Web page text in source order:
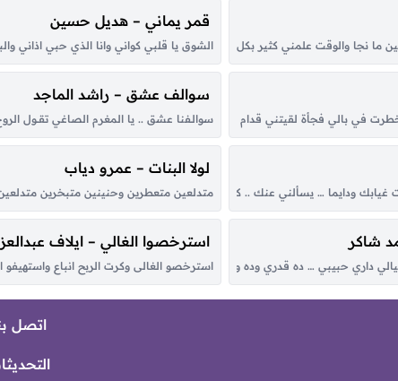
نجا والوقت علمني كثير بكل هونٍ وبسجا أغيد سكن وادي الرشا تعشقه احروف
قمر يماني – هديل حسين
الشوق يا قلبي كواني وانا الذي حبي اذاني
بالي فجأة لقيتني قدام عيونك، أنا بقول نرجع يا غالي وجيتلَك مش ناوي
سوالف عشق – راشد الماجد
سوالـفنا عشق .. يا المغرم الصاغي تقــول
غيابك ودايما … يسألني عنك .. كان ناسي احساسو …وحبك رجع احساسو كان
لولا البنات – عمرو دياب
متدلعين متعطرين وحنينين متبخرين متدلعين
شاكر
داري حبيبي … ده قدري وده ونصيبي ابو العيون السود … ورد الخد عليه
استرخصوا الغالي – ايلاف
استرخصو الغالى وكرت الربح انباع
اتصل